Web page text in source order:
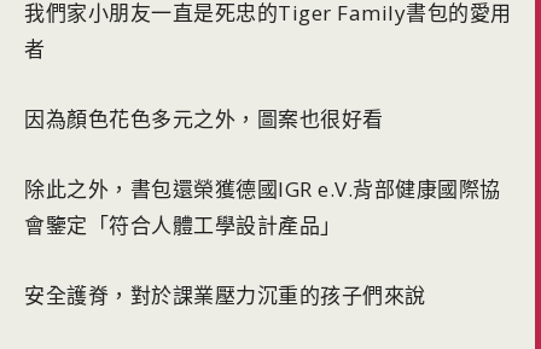
我們家小朋友一直是死忠的Tiger Family書包的愛用
者
因為顏色花色多元之外，圖案也很好看
除此之外，書包還榮獲德國IGR e.V.背部健康國際協
會鑒定「符合人體工學設計產品」
安全護脊，對於課業壓力沉重的孩子們來說